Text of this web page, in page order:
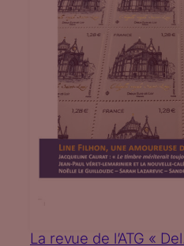
La revue de l’ATG «